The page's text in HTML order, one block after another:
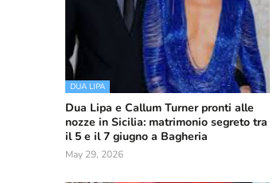
DUA LIPA
Dua Lipa e Callum Turner pronti alle
nozze in Sicilia: matrimonio segreto tra
il 5 e il 7 giugno a Bagheria
May 29, 2026